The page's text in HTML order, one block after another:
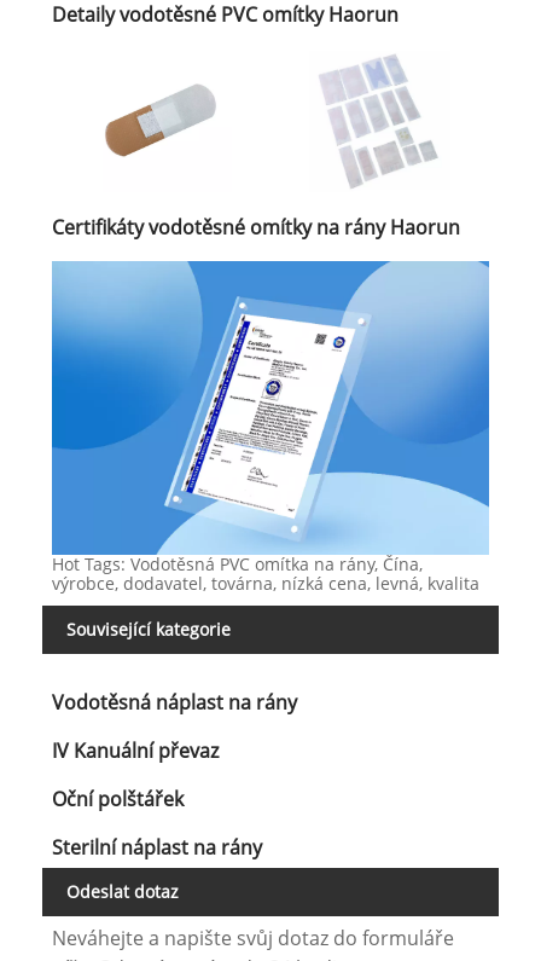
Detaily vodotěsné PVC omítky Haorun
Certifikáty vodotěsné omítky na rány Haorun
Hot Tags: Vodotěsná PVC omítka na rány, Čína,
výrobce, dodavatel, továrna, nízká cena, levná, kvalita
Související kategorie
Vodotěsná náplast na rány
IV Kanuální převaz
Oční polštářek
Sterilní náplast na rány
Odeslat dotaz
Neváhejte a napište svůj dotaz do formuláře